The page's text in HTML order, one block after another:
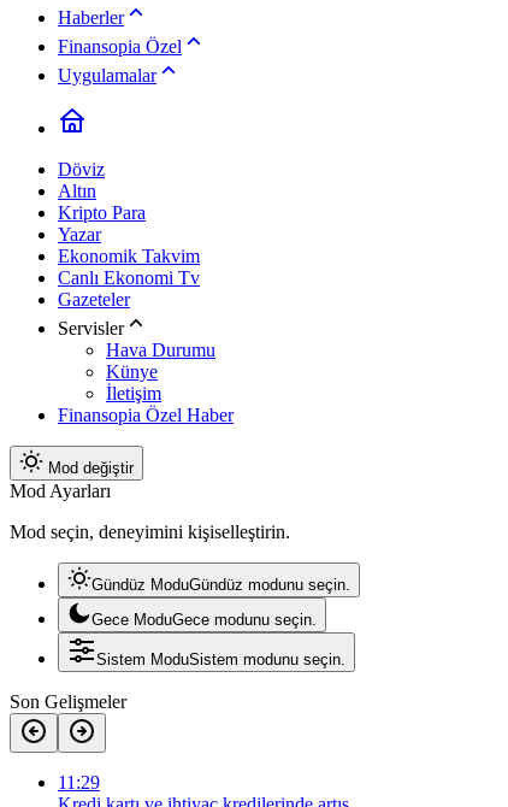
Haberler
Finansopia Özel
Uygulamalar
Döviz
Altın
Kripto Para
Yazar
Ekonomik Takvim
Canlı Ekonomi Tv
Gazeteler
Servisler
Hava Durumu
Künye
İletişim
Finansopia Özel Haber
Mod değiştir
Mod Ayarları
Mod seçin, deneyimini kişiselleştirin.
Gündüz ModuGündüz modunu seçin.
Gece ModuGece modunu seçin.
Sistem ModuSistem modunu seçin.
Son Gelişmeler
11:29